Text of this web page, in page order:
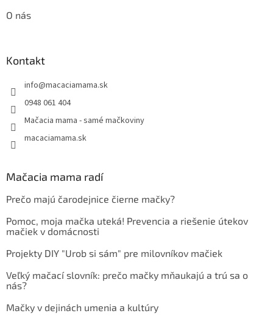
O nás
Kontakt
info@macaciamama.sk
0948 061 404
Mačacia mama - samé mačkoviny
macaciamama.sk
Mačacia mama radí
Prečo majú čarodejnice čierne mačky?
Pomoc, moja mačka uteká! Prevencia a riešenie útekov
mačiek v domácnosti
Projekty DIY "Urob si sám" pre milovníkov mačiek
Veľký mačací slovník: prečo mačky mňaukajú a trú sa o
nás?
Mačky v dejinách umenia a kultúry